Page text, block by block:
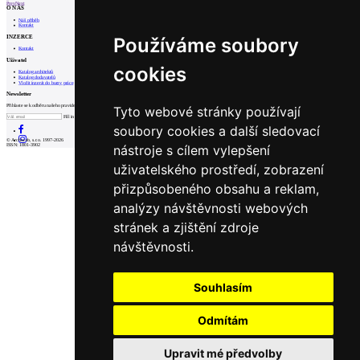
Používáme soubory
cookies
Tyto webové stránky používají
soubory cookies a další sledovací
nástroje s cílem vylepšení
uživatelského prostředí, zobrazení
přizpůsobeného obsahu a reklam,
analýzy návštěvnosti webových
stránek a zjištění zdroje
návštěvnosti.
Souhlasím
Odmítám
Upravit mé předvolby
PrevNext
O NÁS
Náš příběh
Kontakt
INZERCE
Kontakt
Uživatel
Katalog architektů
Katalog dodavatelů
Vložit inzerát do burzy práce
Newsletter
Přihlaste se k odběru našeho pravidelného týdenního newsletteru:
Fill in „nospam“
© Archiweb, s.r.o. 1997-2026
ISSN: 1801-3902